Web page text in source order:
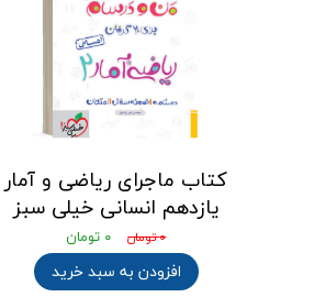
کتاب ماجرای ریاضی و آمار
یازدهم انسانی خیلی سبز
۰ تومان ۰ تومان
افزودن به سبد خرید